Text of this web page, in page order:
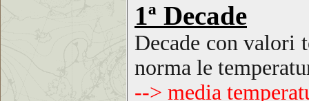
1ª Decade
Decade convalori
norma le
--> media